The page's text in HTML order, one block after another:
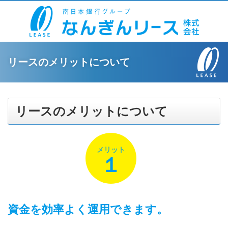
リースのメリットについて
リースのメリットについて
メリット
１
資金を効率よく運用できます。